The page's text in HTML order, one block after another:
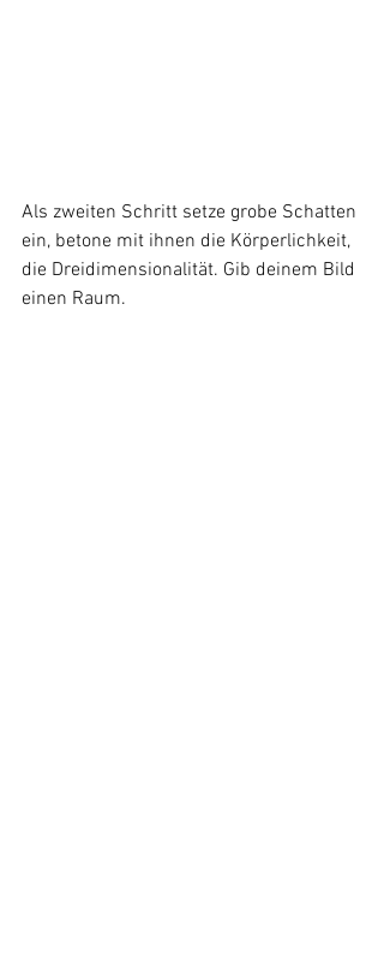
Als zweiten Schritt setze grobe Schatten
ein, betone mit ihnen die Körperlichkeit,
die Dreidimensionalität. Gib deinem Bild
einen Raum.